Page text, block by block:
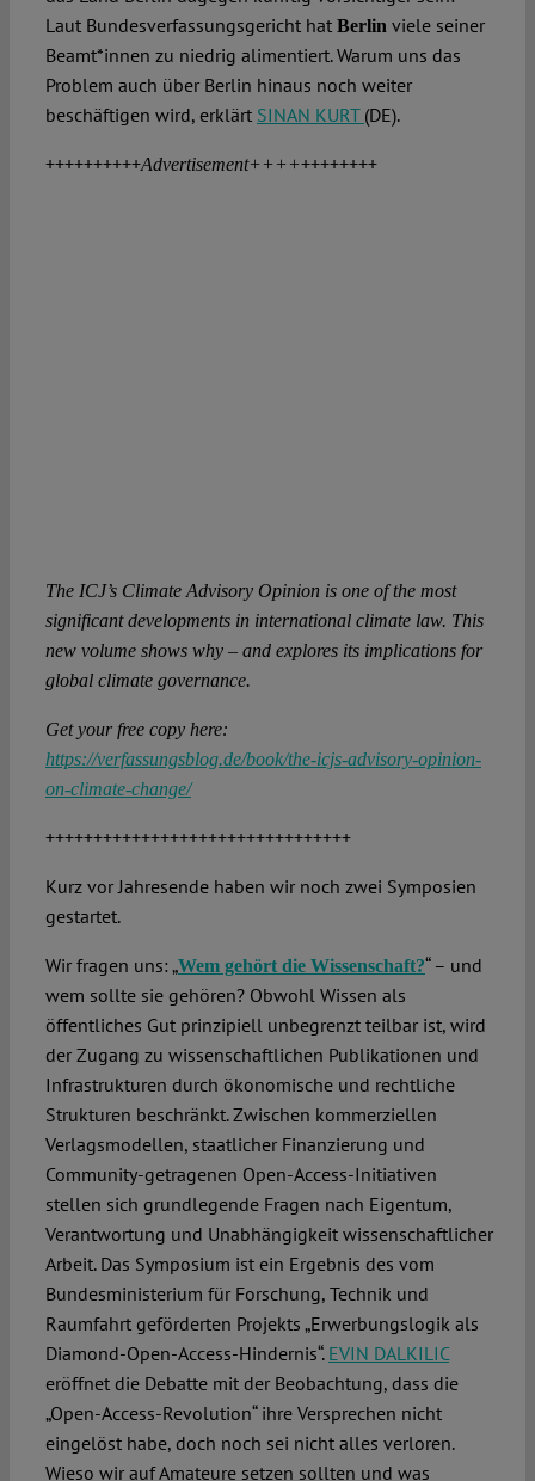
Laut Bundesverfassungsgericht hat Berlinviele seiner
Beamt*innen zu niedrig alimentiert. Warum uns das
Problem auch über Berlin hinaus noch weiter
beschäftigen wird, erklärt SINAN KURT (DE).
++++++++++Advertisement++++++++++++
The ICJ’s Climate Advisory Opinion is one of the most
significant developments in international climate law. This
new volume shows why – and explores its implications for
global climate governance.
Get your free copy here:
https://verfassungsblog.de/book/the-icjs-advisory-opinion-
on-climate-change/
++++++++++++++++++++++++++++++++
Kurz vor Jahresende haben wir noch zwei Symposien
gestartet.
Wir fragen uns: „Wem gehört die Wissenschaft?“ – und
wem sollte sie gehören? Obwohl Wissen als
öffentliches Gut prinzipiell unbegrenzt teilbar ist, wird
der Zugang zu wissenschaftlichen Publikationen und
Infrastrukturen durch ökonomische und rechtliche
Strukturen beschränkt. Zwischen kommerziellen
Verlagsmodellen, staatlicher Finanzierung und
Community-getragenen Open-Access-Initiativen
stellen sich grundlegende Fragen nach Eigentum,
Verantwortung und Unabhängigkeit wissenschaftlicher
Arbeit. Das Symposium ist ein Ergebnis des vom
Bundesministerium für Forschung, Technik und
Raumfahrt geförderten Projekts „Erwerbungslogik als
Diamond-Open-Access-Hindernis“. EVIN DALKILIC
eröffnet die Debatte mit der Beobachtung, dass die
„Open-Access-Revolution“ ihre Versprechen nicht
eingelöst habe, doch noch sei nicht alles verloren.
Wieso wir auf Amateure setzen sollten und was